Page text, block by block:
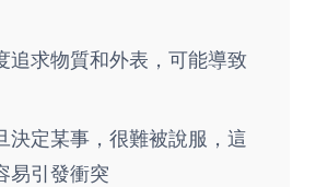
追求物質和外表，可能導致
決定某事，很難被說服，這
易引發衝突